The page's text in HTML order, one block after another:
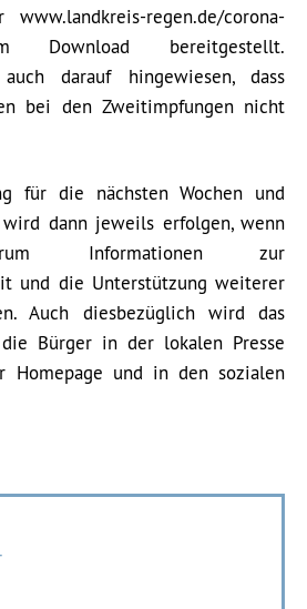
regen.de/corona-
Download bereitgestellt.
darauf hingewiesen, dass
bei den Zweitimpfungen nicht
für die nächsten Wochen und
dann jeweils erfolgen, wenn
Informationen zur
und die Unterstützung weiterer
Auch diesbezüglich wird das
die Bürger in der lokalen Presse
Homepage und in den sozialen